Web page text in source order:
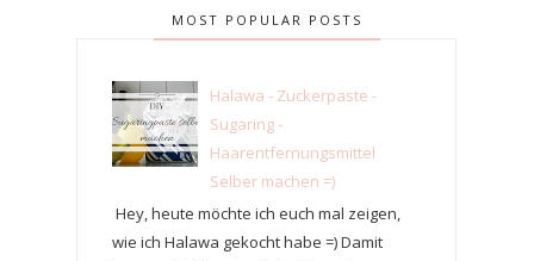
MOST POPULAR POSTS
Halawa - Zuckerpaste -
Sugaring -
Haarentfernungsmittel
Selber machen =)
Hey, heute möchte ich euch mal zeigen,
wie ich Halawa gekocht habe =) Damit